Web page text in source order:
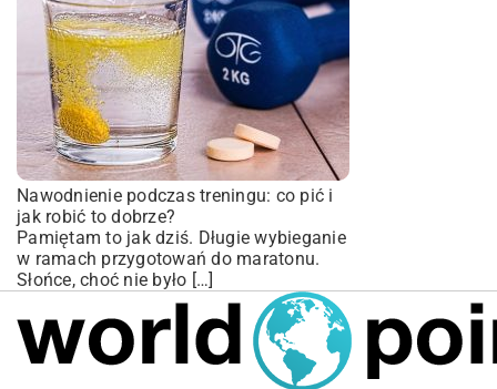
Nawodnienie podczas treningu: co pić i
jak robić to dobrze?
Pamiętam to jak dziś. Długie wybieganie
w ramach przygotowań do maratonu.
Słońce, choć nie było […]